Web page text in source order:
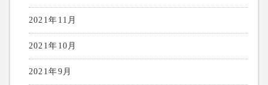
2021年11月
2021年10月
2021年9月